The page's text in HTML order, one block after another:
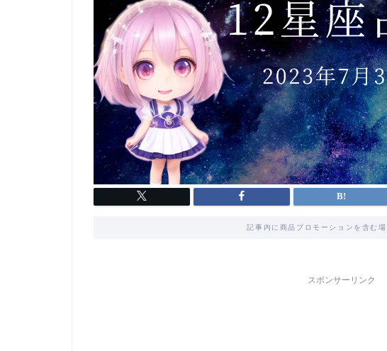
記事内に商品プロモーションを含む
スポンサーリンク